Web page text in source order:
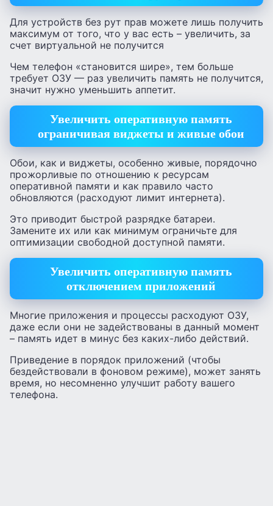
Для устройств без рут прав можете лишь получить
максимум от того, что у вас есть – увеличить, за
счет виртуальной не получится
Чем телефон «становится шире», тем больше
требует ОЗУ — раз увеличить память не получится,
значит нужно уменьшить аппетит.
Увеличить оперативную память
ограничивая виджеты и живые обои
Обои, как и виджеты, особенно живые, порядочно
прожорливые по отношению к ресурсам
оперативной памяти и как правило часто
обновляются (расходуют лимит интернета).
Это приводит быстрой разрядке батареи.
Замените их или как минимум ограничьте для
оптимизации свободной доступной памяти.
Увеличить оперативную память
отключением приложений
Многие приложения и процессы расходуют ОЗУ,
даже если они не задействованы в данный момент
– память идет в минус без каких-либо действий.
Приведение в порядок приложений (чтобы
бездействовали в фоновом режиме), может занять
время, но несомненно улучшит работу вашего
телефона.